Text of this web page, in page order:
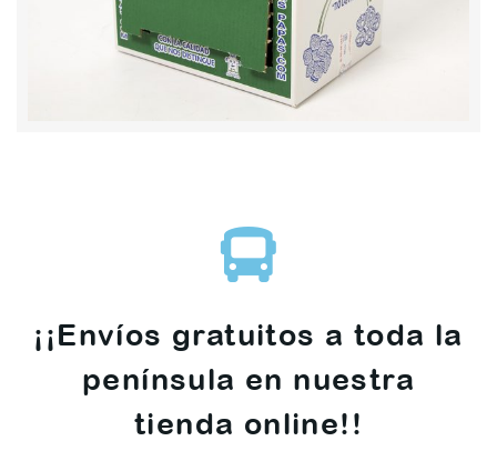
¡¡Envíos gratuitos a toda la
península en nuestra
tienda online!!